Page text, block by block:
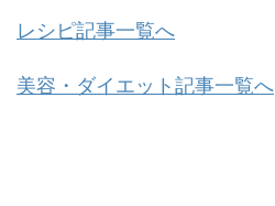
レシピ記事一覧へ
美容・ダイエット記事一覧へ